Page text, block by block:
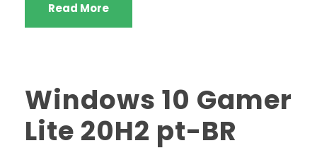
Read More
Windows 10 Gamer
Lite 20H2 pt-BR